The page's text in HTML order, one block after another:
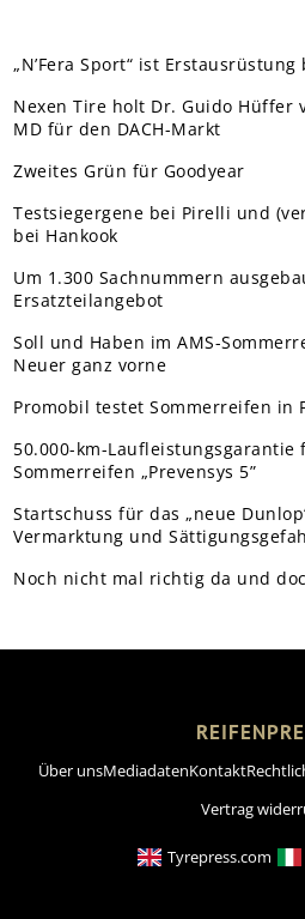
„N’Fera Sport“ ist
Nexen Tire holt Dr. Guido Hüffer
MD für den DACH-Markt
Zweites Grün für Goodyear
Testsiegergene bei Pirelli und
bei Hankook
Um 1.300 Sachnummern
Ersatzteilangebot
Soll und Haben im AMS-
Neuer ganz vorne
Promobil testet Sommerreifen in
50.000-km-Laufleistungsgarantie
Sommerreifen „Prevensys 5”
Startschuss für das „neue
Vermarktung und
Noch nicht mal richtig da und
Über unsMediadatenKontakt
Vertrag
Tyrepress.com